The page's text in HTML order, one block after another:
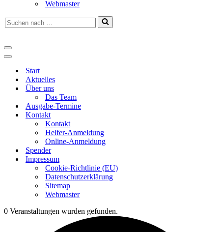
Webmaster
Suchen
nach …
Navigationsmenü
Navigationsmenü
Start
Aktuelles
Über uns
Das Team
Ausgabe-Termine
Kontakt
Kontakt
Helfer-Anmeldung
Online-Anmeldung
Spender
Impressum
Cookie-Richtlinie (EU)
Datenschutzerklärung
Sitemap
Webmaster
0 Veranstaltungen wurden gefunden.